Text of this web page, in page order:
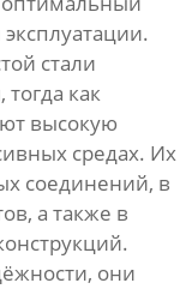
стали
как
высокую
средах. Их
соединений, в
а также в
они